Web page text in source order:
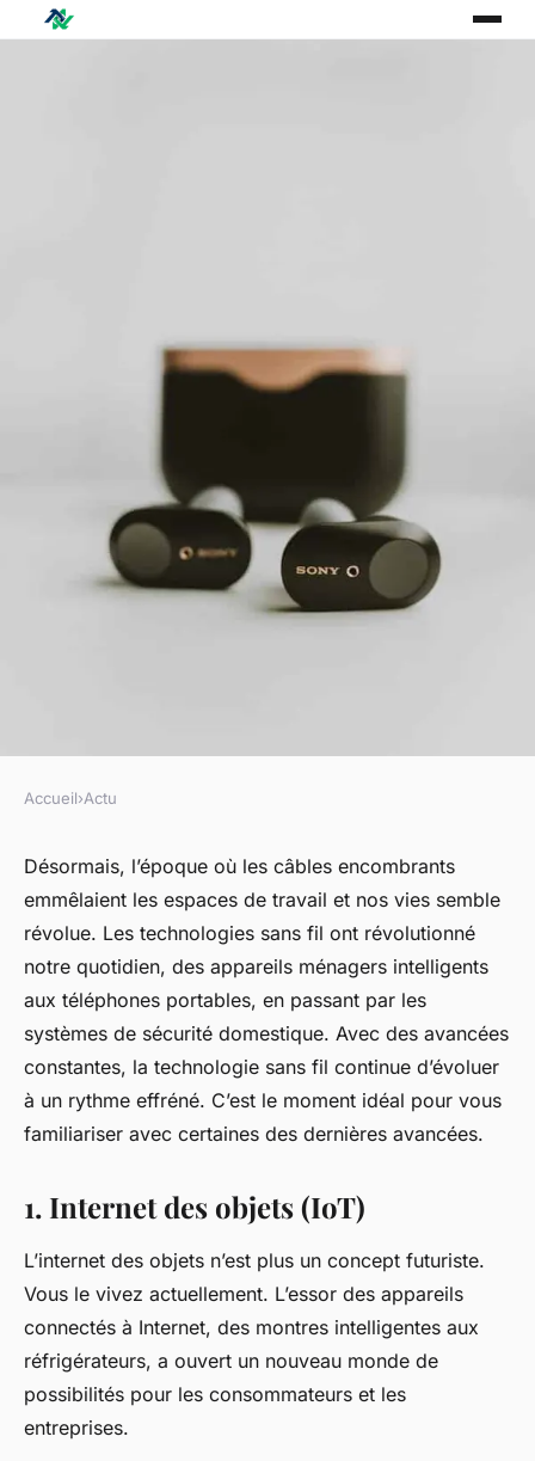
les dernières avancées en
matière de technologie sans fil
admin •18 novembre 2023•6 min de lecture
Accueil›Actu
Désormais, l’époque où les câbles encombrants
emmêlaient les espaces de travail et nos vies semble
révolue. Les technologies sans fil ont révolutionné
notre quotidien, des appareils ménagers intelligents
aux téléphones portables, en passant par les
systèmes de sécurité domestique. Avec des avancées
constantes, la technologie sans fil continue d’évoluer
à un rythme effréné. C’est le moment idéal pour vous
familiariser avec certaines des dernières avancées.
1. Internet des objets (IoT)
L’internet des objets n’est plus un concept futuriste.
Vous le vivez actuellement. L’essor des appareils
connectés à Internet, des montres intelligentes aux
réfrigérateurs, a ouvert un nouveau monde de
possibilités pour les consommateurs et les
entreprises.